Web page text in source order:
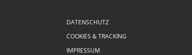
DATENSCHUTZ
COOKIES & TRACKING
IMPRESSUM